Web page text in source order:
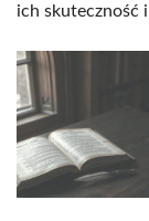
ich skuteczność